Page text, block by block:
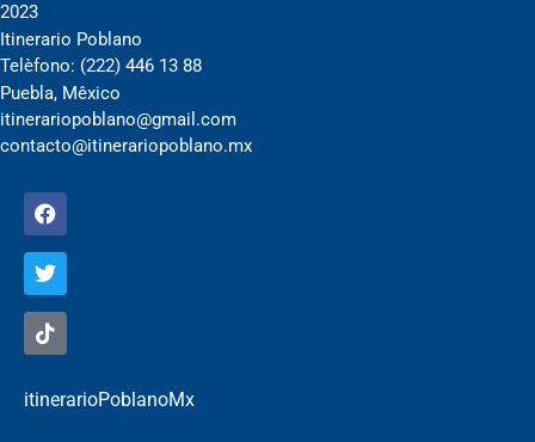
2023
Itinerario Poblano
Telèfono: (222) 446 13 88
Puebla, Mêxico
itinerariopoblano@gmail.com
contacto@itinerariopoblano.mx
itinerarioPoblanoMx